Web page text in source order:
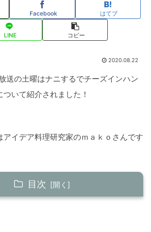
Facebook はてブ
LINE コピー
2020.08.22
送の土曜はナニするでチーズインハン
いて紹介されました！
アイデア料理研究家のｍａｋｏさんです
目次